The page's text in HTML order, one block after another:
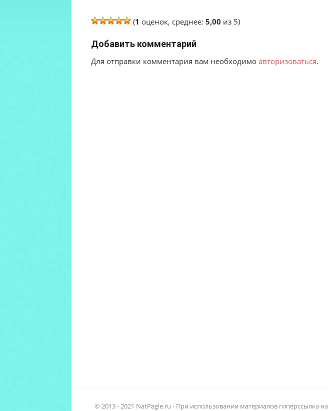
(1 оценок, среднее: 5,00 из 5)
Добавить комментарий
Для отправки комментария вам необходимо авторизоваться.
© 2013 - 2021 NatPagle.ru - При использовании материалов гиперссылка на